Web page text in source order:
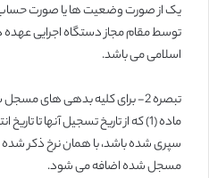
یک از صورت وضعیت ها یا صورت حساب
توسط مقام مجاز دستگاه اجرایی عهده
اسلامی می باشد.
تبصره 2- برای کلیه بدهی های
ماده (1) که از تاریخ تسجیل آنها تا
سپری شده باشد، با همان نرخ ذکر شده
مسجل شده اضافه می شود.